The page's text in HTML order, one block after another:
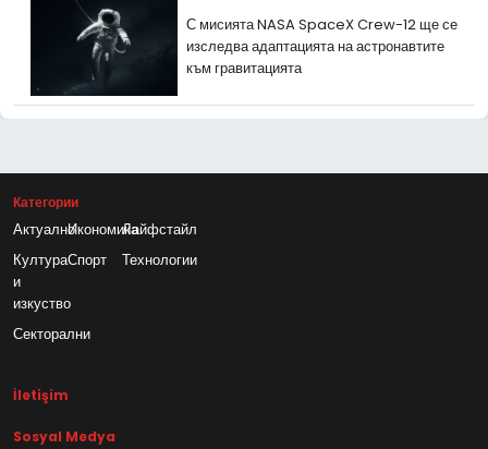
С мисията NASA SpaceX Crew-12 ще се
изследва адаптацията на астронавтите
към гравитацията
Категории
АктуалноИкономикаЛайфстайл
Култура
и
изкуство
Спорт Технологии
Секторални
İletişim
Sosyal Medya